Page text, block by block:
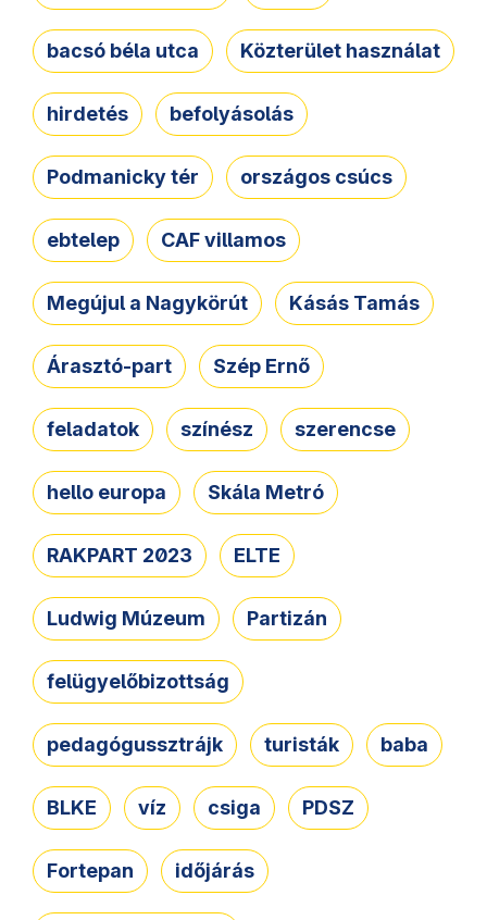
bacsó béla utca Közterület használat
hirdetés befolyásolás
Podmanicky tér országos csúcs
ebtelep CAF villamos
Megújul a Nagykörút Kásás Tamás
Árasztó-part Szép Ernő
feladatok színész szerencse
hello europa Skála Metró
RAKPART 2023 ELTE
Ludwig Múzeum Partizán
felügyelőbizottság
pedagógussztrájk turisták baba
BLKE víz csiga PDSZ
Fortepan időjárás